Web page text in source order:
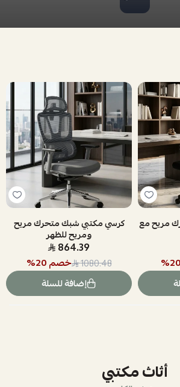
مريح مع
20
%
كرسي مكتبي شبك متحرك مريح
ومريح للظهر
864.39
1080.48 خصم20
%
إضافة للسلة
أثاث مكتبي